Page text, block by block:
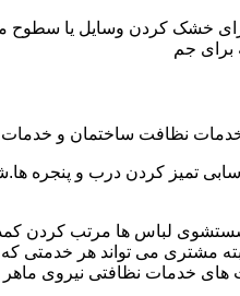
برای خشک کردن وسایل یا
برای جم
نظافت ساختمان و خدمات
تمیز کردن درب و پنجره
لباس ها مرتب کردن
مشتری می تواند هر
خدمات نظافتی نیروی